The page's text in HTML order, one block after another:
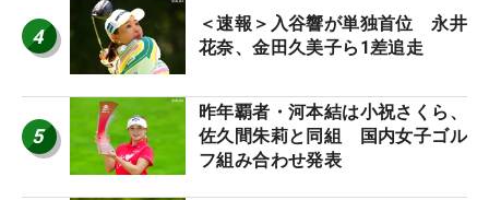
4
＜速報＞入谷響が単独首位 永井
花奈、金田久美子ら1差追走
5
昨年覇者・河本結は小祝さくら、
佐久間朱莉と同組 国内女子ゴル
フ組み合わせ発表